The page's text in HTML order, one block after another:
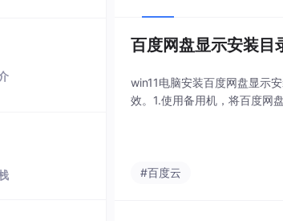
百度网盘显示安装
win11电脑安装百度网盘显示
效。1.使用备用机，将百度网
#百度云